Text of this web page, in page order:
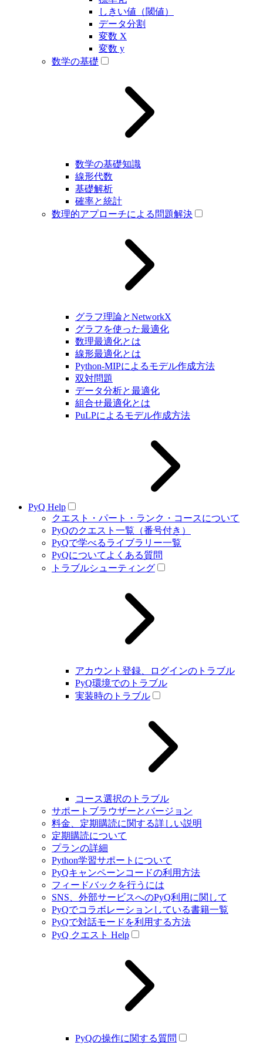
しきい値（閾値）
データ分割
変数 X
変数 y
数学の基礎
数学の基礎知識
線形代数
基礎解析
確率と統計
数理的アプローチによる問題解決
グラフ理論とNetworkX
グラフを使った最適化
数理最適化とは
線形最適化とは
Python-MIPによるモデル作成方法
双対問題
データ分析と最適化
組合せ最適化とは
PuLPによるモデル作成方法
PyQ Help
クエスト・パート・ランク・コースについて
PyQのクエスト一覧（番号付き）
PyQで学べるライブラリー一覧
PyQについてよくある質問
トラブルシューティング
アカウント登録、ログインのトラブル
PyQ環境でのトラブル
実装時のトラブル
コース選択のトラブル
サポートブラウザーとバージョン
料金、定期購読に関する詳しい説明
定期購読について
プランの詳細
Python学習サポートについて
PyQキャンペーンコードの利用方法
フィードバックを行うには
SNS、外部サービスへのPyQ利用に関して
PyQでコラボレーションしている書籍一覧
PyQで対話モードを利用する方法
PyQ クエスト Help
PyQの操作に関する質問